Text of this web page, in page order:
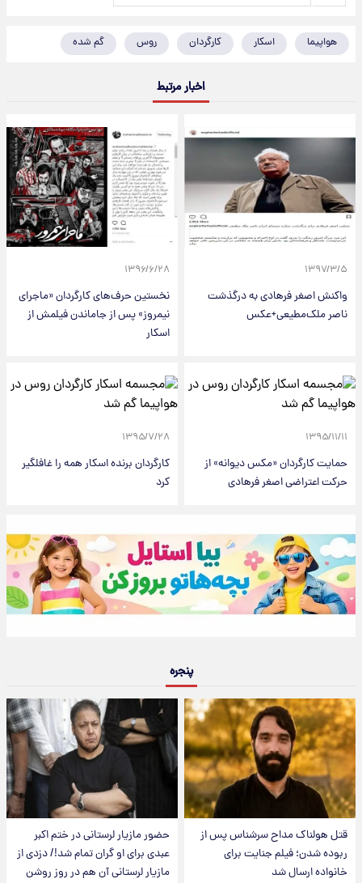
هواپیما اسکار کارگردان روس گم شده
اخبار مرتبط
۱۳۹۷/۳/۵
واکنش اصغر فرهادی به درگذشت
ناصر ملک‌مطیعی+عکس
۱۳۹۶/۶/۲۸
نخستین حرف‌های کارگردان «ماجرای
نیمروز» پس از جاماندن فیلمش از
اسکار
۱۳۹۵/۱۱/۱۱
حمایت کارگردان «مکس دیوانه»‌ از
حرکت اعتراضی اصغر فرهادی
۱۳۹۵/۷/۲۸
کارگردان برنده اسکار همه را غافلگیر
کرد
پنجره
قتل هولناک مداح سرشناس پس از
ربوده شدن؛ فیلم جنایت برای
خانواده ارسال شد
حضور مازیار لرستانی در ختم اکبر
عبدی برای او گران تمام شد!/ دزدی از
مازیار لرستانی آن هم در روز روشن